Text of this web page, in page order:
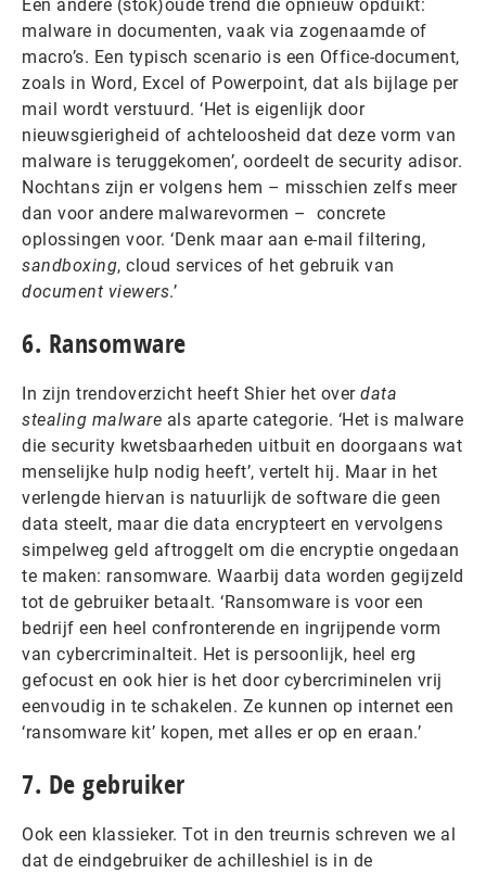
Een andere (stok)oude trend die opnieuw opduikt:
malware in documenten, vaak via zogenaamde of
macro’s. Een typisch scenario is een Office-document,
zoals in Word, Excel of Powerpoint, dat als bijlage per
mail wordt verstuurd. ‘Het is eigenlijk door
nieuwsgierigheid of achteloosheid dat deze vorm van
malware is teruggekomen’, oordeelt de security adisor.
Nochtans zijn er volgens hem – misschien zelfs meer
dan voor andere malwarevormen – concrete
oplossingen voor. ‘Denk maar aan e-mail filtering,
sandboxing, cloud services of het gebruik van
document viewers.’
6. Ransomware
In zijn trendoverzicht heeft Shier het over data
stealing malware als aparte categorie. ‘Het is malware
die security kwetsbaarheden uitbuit en doorgaans wat
menselijke hulp nodig heeft’, vertelt hij. Maar in het
verlengde hiervan is natuurlijk de software die geen
data steelt, maar die data encrypteert en vervolgens
simpelweg geld aftroggelt om die encryptie ongedaan
te maken: ransomware. Waarbij data worden gegijzeld
tot de gebruiker betaalt. ‘Ransomware is voor een
bedrijf een heel confronterende en ingrijpende vorm
van cybercriminalteit. Het is persoonlijk, heel erg
gefocust en ook hier is het door cybercriminelen vrij
eenvoudig in te schakelen. Ze kunnen op internet een
‘ransomware kit’ kopen, met alles er op en eraan.’
7. De gebruiker
Ook een klassieker. Tot in den treurnis schreven we al
dat de eindgebruiker de achilleshiel is in de